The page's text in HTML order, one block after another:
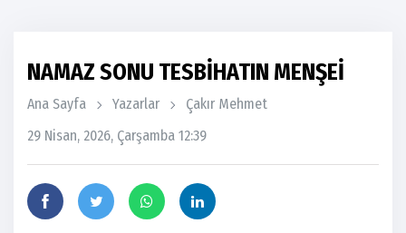
NAMAZ SONU TESBİHATIN MENŞEİ
Ana Sayfa Yazarlar
Çakır Mehmet
29 Nisan, 2026, Çarşamba 12:39